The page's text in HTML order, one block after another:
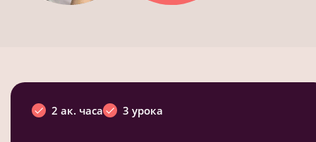
2 ак. часа 3 урока